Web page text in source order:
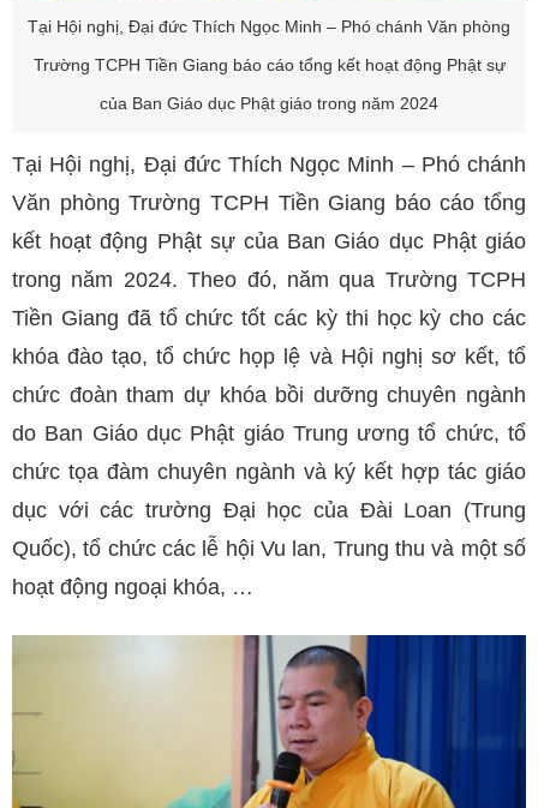
Tại Hội nghị, Đại đức Thích Ngọc Minh – Phó chánh Văn phòng
Trường TCPH Tiền Giang báo cáo tổng kết hoạt động Phật sự
của Ban Giáo dục Phật giáo trong năm 2024
Tại Hội nghị, Đại đức Thích Ngọc Minh – Phó chánh
Văn phòng Trường TCPH Tiền Giang báo cáo tổng
kết hoạt động Phật sự của Ban Giáo dục Phật giáo
trong năm 2024. Theo đó, năm qua Trường TCPH
Tiền Giang đã tổ chức tốt các kỳ thi học kỳ cho các
khóa đào tạo, tổ chức họp lệ và Hội nghị sơ kết, tổ
chức đoàn tham dự khóa bồi dưỡng chuyên ngành
do Ban Giáo dục Phật giáo Trung ương tổ chức, tổ
chức tọa đàm chuyên ngành và ký kết hợp tác giáo
dục với các trường Đại học của Đài Loan (Trung
Quốc), tổ chức các lễ hội Vu lan, Trung thu và một số
hoạt động ngoại khóa, …